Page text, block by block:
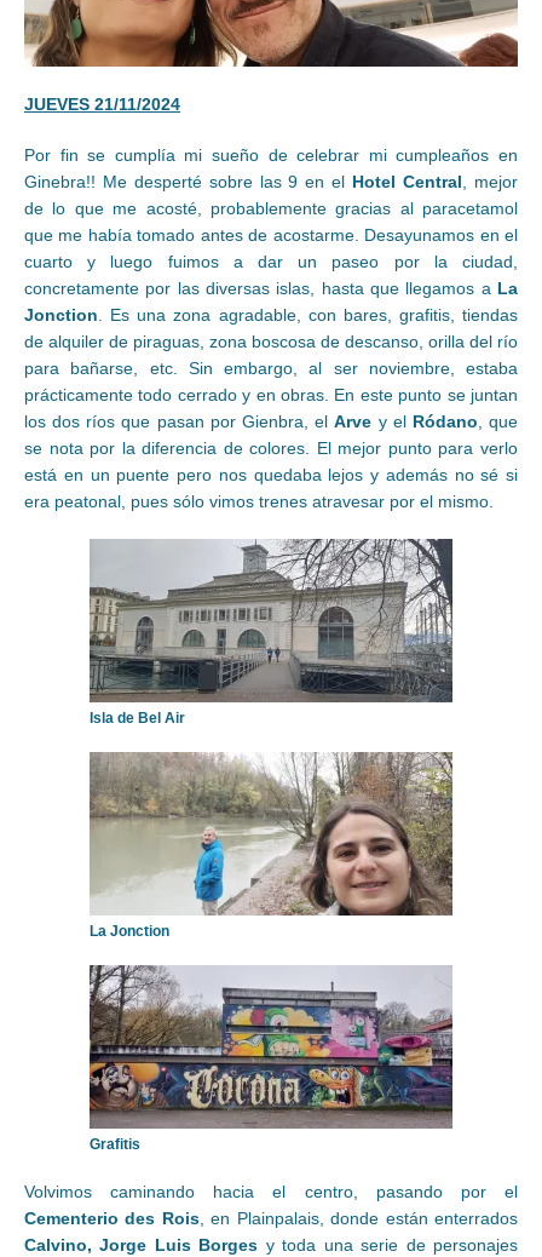
JUEVES 21/11/2024
Por fin se cumplía mi sueño de celebrar mi cumpleaños en
Ginebra!! Me desperté sobre las 9 en el Hotel Central, mejor
de lo que me acosté, probablemente gracias al paracetamol
que me había tomado antes de acostarme. Desayunamos en el
cuarto y luego fuimos a dar un paseo por la ciudad,
concretamente por las diversas islas, hasta que llegamos a La
Jonction. Es una zona agradable, con bares, grafitis, tiendas
de alquiler de piraguas, zona boscosa de descanso, orilla del río
para bañarse, etc. Sin embargo, al ser noviembre, estaba
prácticamente todo cerrado y en obras. En este punto se juntan
los dos ríos que pasan por Gienbra, elArve y el Ródano, que
se nota por la diferencia de colores. El mejor punto para verlo
está en un puente pero nos quedaba lejos y además no sé si
era peatonal, pues sólo vimos trenes atravesar por el mismo.
Isla de Bel Air
La Jonction
Grafitis
Volvimos caminando hacia el centro, pasando por el
Cementerio des Rois, en Plainpalais, donde están enterrados
Calvino, Jorge Luis Borges y toda una serie de personajes